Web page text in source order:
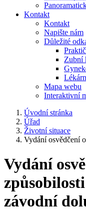
Kontakt
Kontakt
Napište nám
Důležité
Zubní
Mapa webu
Interaktivní
Úvodní stránka
Úřad
Životní situace
Vydání osvědčení
Vydání
závodní